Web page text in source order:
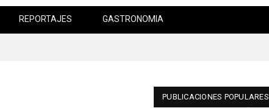
REPORTAJES GASTRONOMIA
PUBLICACIONES POPULARES